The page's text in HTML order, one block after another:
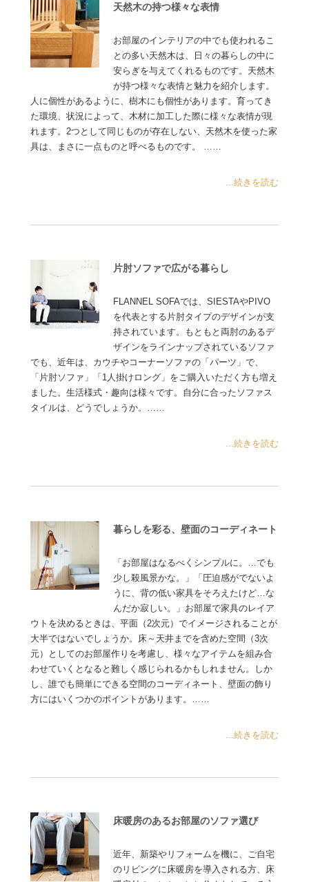
天然木の持つ様々な表情
お部屋のインテリアの中でも使われるこ
との多い天然木は、日々の暮らしの中に
安らぎを与えてくれるものです。天然木
が持つ様々な表情と魅力を紹介します。
人に個性があるように、樹木にも個性があります。育ってき
た環境、状況によって、木材に加工した際に様々な表情が現
れます。2つとして同じものが存在しない、天然木を使った家
具は、まさに一点ものと呼べるものです。 ……
...続きを読む
片肘ソファで広がる暮らし
FLANNEL SOFAでは、SIESTAやPIVO
を代表とする片肘タイプのデザインが支
持されています。もともと両肘のあるデ
ザインをラインナップされているソファ
でも、近年は、カウチやコーナーソファの「パーツ」で、
「片肘ソファ」「1人掛けロング」をご購入いただく方も増え
ました。生活様式・趣向は様々です。自分に合ったソファス
タイルは、どうでしょうか。……
...続きを読む
暮らしを彩る、壁面のコーディネート
「お部屋はなるべくシンプルに。…でも
少し殺風景かな。」「圧迫感がでないよ
うに、背の低い家具をそろえたけど…な
んだか寂しい。」お部屋で家具のレイア
ウトを決めるときは、平面（2次元）でイメージされることが
大半ではないでしょうか。床～天井までを含めた空間（3次
元）としてのお部屋作りを考慮し、様々なアイテムを組み合
わせていくとなると難しく感じられるかもしれません。しか
し、誰でも簡単にできる空間のコーディネート、壁面の飾り
方にはいくつかのポイントがあります。……
...続きを読む
床暖房のあるお部屋のソファ選び
近年、新築やリフォームを機に、ご自宅
のリビングに床暖房を導入される方、床